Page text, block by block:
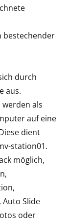
bestechender
durch
aus.
als
auf eine
dient
station01.
möglich,
Slide
oder